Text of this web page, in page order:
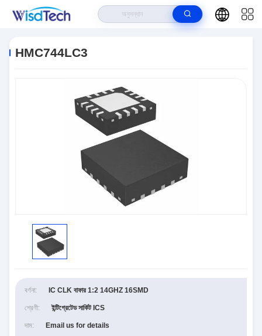
HMC744LC3
বর্ণনা: IC CLK বাফার 1:2 14GHZ 16SMD
শ্রেণী: ইন্টিগ্রেটেড সার্কিট ICS
দাম: Email us for details